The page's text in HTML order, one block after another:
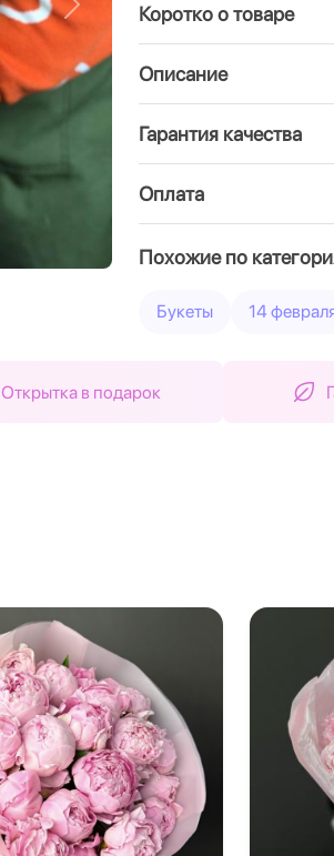
Вперед Коротко о товаре
Описание
Гарантия качества
Оплата
Похожие по
Букеты 14
Открытка в подарок